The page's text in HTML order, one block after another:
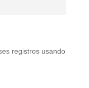
registros usando